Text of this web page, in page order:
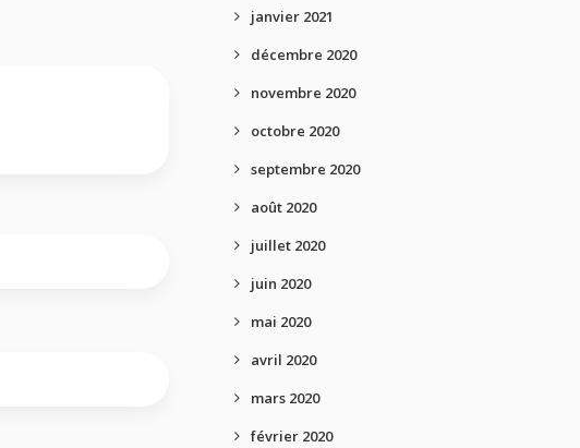
janvier 2021
décembre 2020
novembre 2020
octobre 2020
septembre 2020
août 2020
juillet 2020
juin 2020
mai 2020
avril 2020
mars 2020
février 2020